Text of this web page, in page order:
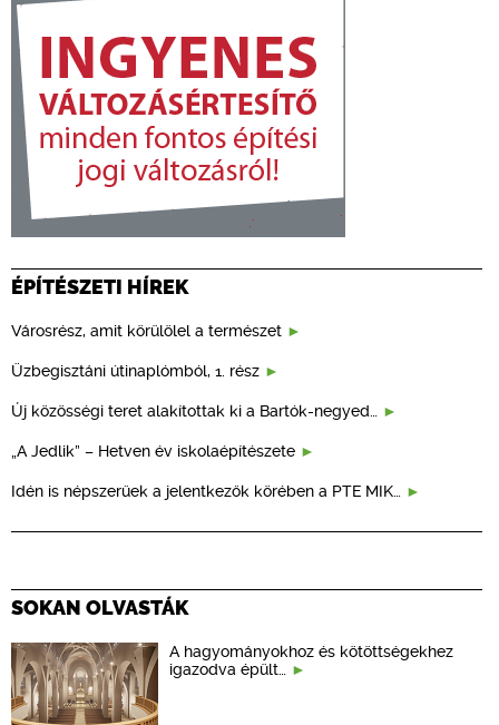
ÉPÍTÉSZETI HÍREK
Városrész, amit körülölel a természet
Üzbegisztáni útinaplómból, 1. rész
Új közösségi teret alakítottak ki a Bartók-negyed…
„A Jedlik” – Hetven év iskolaépítészete
Idén is népszerűek a jelentkezők körében a PTE MIK…
SOKAN OLVASTÁK
A hagyományokhoz és kötöttségekhez
igazodva épült…